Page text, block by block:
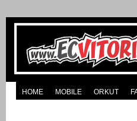
HOME MOBILE ORKUT